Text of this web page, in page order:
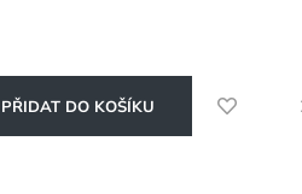
PŘIDAT DO KOŠÍKU